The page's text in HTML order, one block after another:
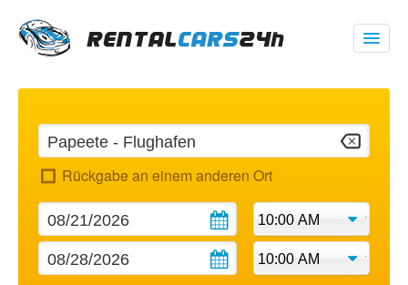
00 1 (347) 719 1928
$
USD
Rückgabe an einem anderen Ort